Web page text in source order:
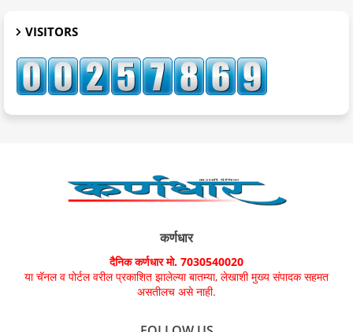
VISITORS
कर्णधार
दैनिक कर्णधार मो. 7030540020
या चॅनल व पोर्टल वरील प्रकाशित झालेल्या बातम्या, लेखाशी मुख्य संपादक सहमत
असतीलच असे नाही.